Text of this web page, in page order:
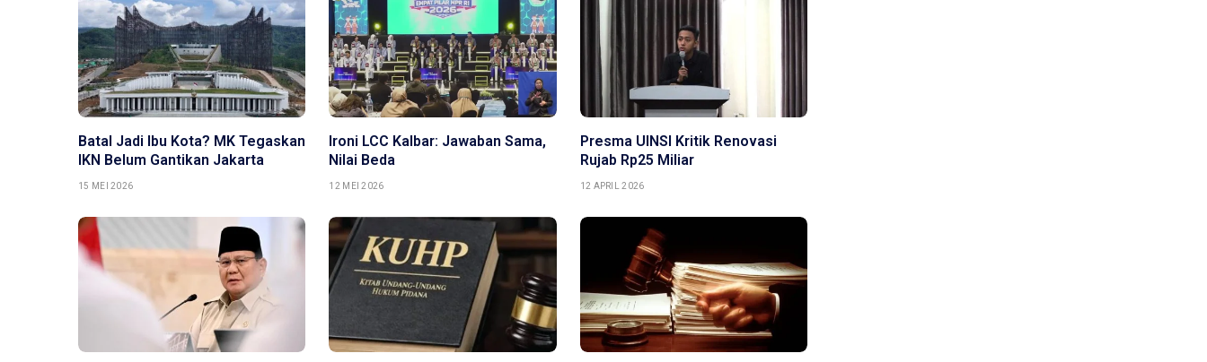
Batal Jadi Ibu Kota? MK Tegaskan
IKN Belum Gantikan Jakarta
15 MEI 2026
Ironi LCC Kalbar: Jawaban Sama,
Nilai Beda
12 MEI 2026
Presma UINSI Kritik Renovasi
Rujab Rp25 Miliar
12 APRIL 2026